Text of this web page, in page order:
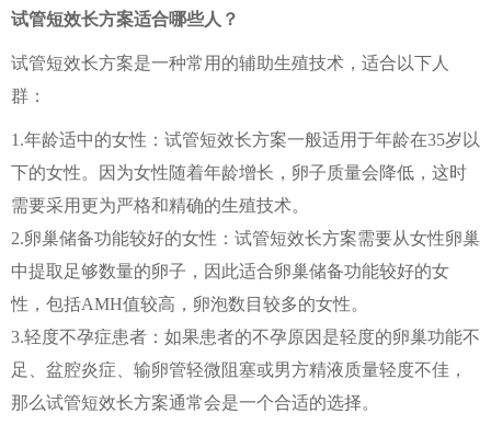
试管短效长方案适合哪些人？
试管短效长方案是一种常用的辅助生殖技术，适合以下人
群：
1.年龄适中的女性：试管短效长方案一般适用于年龄在35岁以
下的女性。因为女性随着年龄增长，卵子质量会降低，这时
需要采用更为严格和精确的生殖技术。
2.卵巢储备功能较好的女性：试管短效长方案需要从女性卵巢
中提取足够数量的卵子，因此适合卵巢储备功能较好的女
性，包括AMH值较高，卵泡数目较多的女性。
3.轻度不孕症患者：如果患者的不孕原因是轻度的卵巢功能不
足、盆腔炎症、输卵管轻微阻塞或男方精液质量轻度不佳，
那么试管短效长方案通常会是一个合适的选择。